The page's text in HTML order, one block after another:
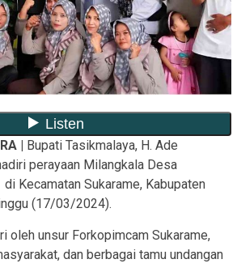
| Bupati Tasikmalaya, H. Ade
perayaan Milangkala Desa
Kecamatan Sukarame, Kabupaten
(17/03/2024).
oleh unsur Forkopimcam Sukarame,
dan berbagai tamu undangan